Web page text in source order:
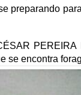
preparando
PEREIRA
se encontra